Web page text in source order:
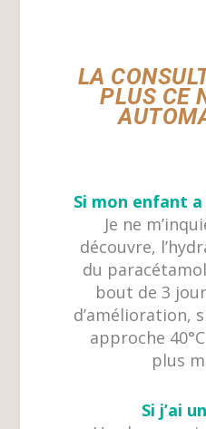
LA
PLUS CE
Si mon enfant a
Je ne
découvre,
du
bout de 3
d’amélioration,
approche
plus
Si j’ai